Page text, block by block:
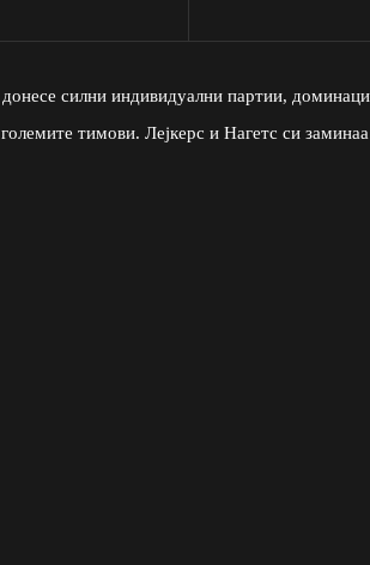
силни индивидуални партии,
тимови. Лејкерс и Нагетс си